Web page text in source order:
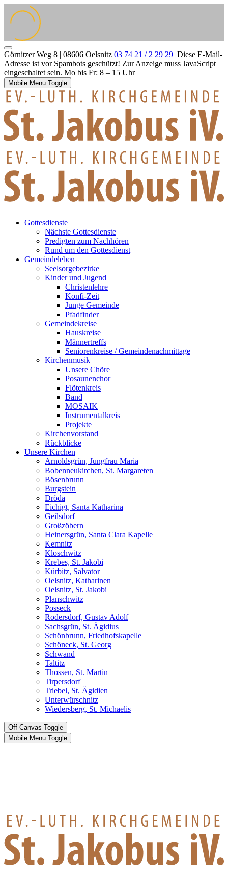
Görnitzer Weg 8 | 08606 Oelsnitz 03 74 21 / 2 29 29 Diese E-Mail-
Adresse ist vor Spambots geschützt! Zur Anzeige muss JavaScript
eingeschaltet sein. Mo bis Fr: 8 – 15 Uhr
Mobile Menu Toggle
Gottesdienste
Nächste Gottesdienste
Predigten zum Nachhören
Rund um den Gottesdienst
Gemeindeleben
Seelsorgebezirke
Kinder und Jugend
Christenlehre
Konfi-Zeit
Junge Gemeinde
Pfadfinder
Gemeindekreise
Hauskreise
Männertreffs
Seniorenkreise / Gemeindenachmittage
Kirchenmusik
Unsere Chöre
Posaunenchor
Flötenkreis
Band
MOSAIK
Instrumentalkreis
Projekte
Kirchenvorstand
Rückblicke
Unsere Kirchen
Arnoldsgrün, Jungfrau Maria
Bobenneukirchen, St. Margareten
Bösenbrunn
Burgstein
Dröda
Eichigt, Santa Katharina
Geilsdorf
Großzöbern
Heinersgrün, Santa Clara Kapelle
Kemnitz
Kloschwitz
Krebes, St. Jakobi
Kürbitz, Salvator
Oelsnitz, Katharinen
Oelsnitz, St. Jakobi
Planschwitz
Posseck
Rodersdorf, Gustav Adolf
Sachsgrün, St. Ägidius
Schönbrunn, Friedhofskapelle
Schöneck, St. Georg
Schwand
Taltitz
Thossen, St. Martin
Tirpersdorf
Triebel, St. Ägidien
Unterwürschnitz
Wiedersberg, St. Michaelis
Off-Canvas Toggle
Mobile Menu Toggle